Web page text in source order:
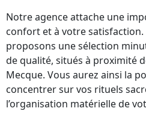
Notre agence attache une
confort et à votre satisfaction.
proposons une sélection
de qualité, situés à proximité
Mecque. Vous aurez ainsi la
concentrer sur vos rituels
l’organisation matérielle de